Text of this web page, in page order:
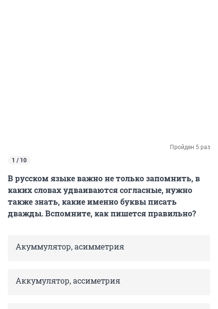
Пройден 5 раз
1 / 10
В русском языке важно не только запомнить, в
каких словах удваиваются согласные, нужно
также знать, какие именно буквы писать
дважды. Вспомните, как пишется правильно?
Акуммулятор, асимметрия
Аккумулятор, ассиметрия